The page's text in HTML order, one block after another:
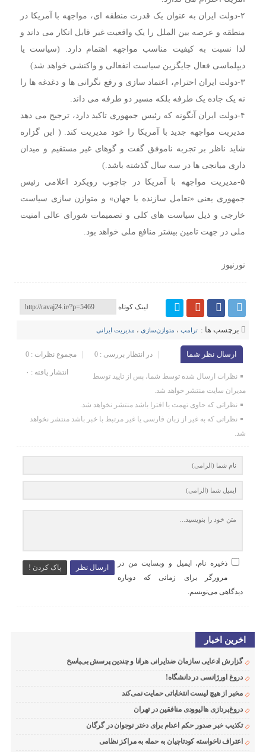
۲-دولت ایران به عنوان یک قدرت منطقه ای، مواجهه با آمریکا در
منطقه و عرصه بین الملل را یک واقعیت غیر قابل انکار می داند و
لذا نسبت به کیفیت مناسب مواجهه اهتمام دارد. (سیاست یا
دیپلماسی فعال جایگزین سیاست انفعالی و واکنشی خواهد شد)
۳-دولت ایران احترام، اعتماد سازی و رفع نگرانی ها و دغدغه ها را
نه یک جاده یک طرفه بلکه مسیر دو طرفه می داند.
۴-دولت ایران آنگونه که رئیس جمهوری تاکید دارد، ترجیح می دهد
مدیریت مواجهه جدید با آمریکا را خود مدیریت کند. ( این گزاره
شاید ناظر بر تجربه ناموفق گفت و گوهای غیر مستقیم و میدان
داری میانجی ها در سه سال گذشته باشد.)
۵-مدیریت مواجهه با آمریکا در چاچوب رویکرد اعلامی رئیس
جمهوری یعنی «تعامل سازنده با جهان» و متوازن سازی سیاست
خارجی و ذیل سیاست های کلی و تصمیمات شورای عالی امنیت
ملی در جهت تامین بیشتر منافع ملی خواهد بود.
نورنیوز
لینک کوتاه
برچسب ها : ترامپ ، متوازن‌سازی ، مدیریت ایرانی
ارسال نظر شما مجموع نظرات : 0 در انتظار بررسی : 0
انتشار یافته : ۰
نظرات ارسال شده توسط شما، پس از تایید توسط
مدیران سایت منتشر خواهد شد.
نظراتی که حاوی تهمت یا افترا باشد منتشر نخواهد شد.
نظراتی که به غیر از زبان فارسی یا غیر مرتبط با خبر باشد منتشر نخواهد
شد.
ارسال نظر پاک کردن !
ذخیره نام، ایمیل و وبسایت من در
مرورگر برای زمانی که دوباره
دیدگاهی می‌نویسم.
اخرین اخبار
گزارش ادعایی سازمان ضدایرانی هرانا و چندین پرسش بی‌پاسخ
دروغ اورژانسی در دانشگاه!
مخبر از هیچ لیست انتخاباتی حمایت نمی‌کند
دروغ‌پردازی هالیوودی منافقین در تهران
تکذیب خبر صدور حکم اعدام برای دختر نوجوان در گرگان
اعتراف ناخواسته کودتاچیان به حمله به مراکز نظامی